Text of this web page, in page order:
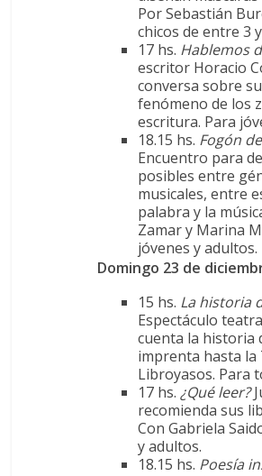
Por Sebastián
chicos de entre 3
17 hs. Hablemos
escritor Horacio
conversa sobre
fenómeno de los
escritura. Para
18.15 hs. Fogón
Encuentro para
posibles entre
musicales, entre
palabra y la
Zamar y Marina
jóvenes y adultos.
Domingo 23 de
15 hs. La historia
Espectáculo
cuenta la historia
imprenta hasta la
Libroyasos. Para
17 hs.¿Qué leer?
recomienda sus
Con Gabriela
y adultos.
18.15 hs. Poesía